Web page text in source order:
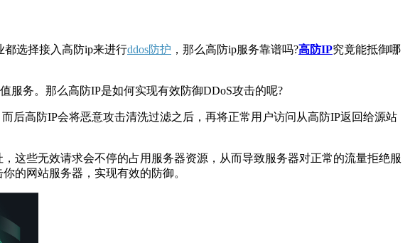
选择接入高防ip来进行ddos防护 ，那么高防ip服务靠谱吗?高防IP究竟能抵御哪
务。那么高防IP是如何实现有效防御DDoS攻击的呢?
高防IP会将恶意攻击清洗过滤之后，再将正常用户访问从高防IP返回给源站
些无效请求会不停的占用服务器资源，从而导致服务器对正常的流量拒绝服
的网站服务器，实现有效的防御。